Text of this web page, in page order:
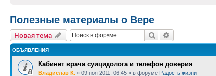
Полезные материалы о Вере
Новая тема Поиск
ОБЪЯВЛЕНИЯ
Кабинет врача суицидолога и телефон доверия
Владислав К. » 09 ноя 2011, 06:45 » в форуме Радость жизни